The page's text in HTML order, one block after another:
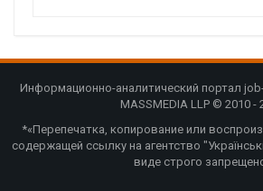
Информационно-аналитический портал job-
MASSMEDIA LLP © 2010 -
*«Перепечатка, копирование или
содержащей ссылку на агентство
виде строго